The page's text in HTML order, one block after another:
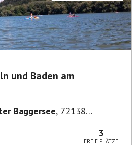
und Baden am
Baggersee, 72138
3
FREIE PLÄTZE